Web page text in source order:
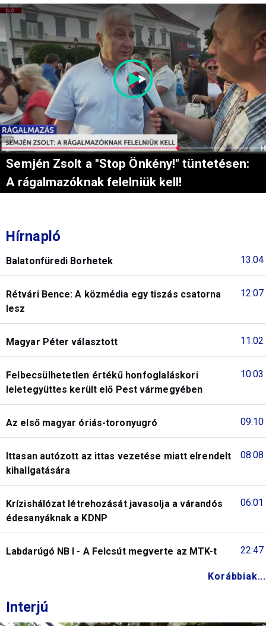
Semjén Zsolt a "Stop Önkény!" tüntetésen:
A rágalmazóknak felelniük kell!
Hírnapló
13:04
Balatonfüredi Borhetek
12:07
Rétvári Bence: A közmédia egy tiszás csatorna
lesz
11:02
Magyar Péter választott
10:03
Felbecsülhetetlen értékű honfoglaláskori
leletegyüttes került elő Pest vármegyében
09:10
Az első magyar óriás-toronyugró
08:08
Ittasan autózott az ittas vezetése miatt elrendelt
kihallgatására
06:01
Krízishálózat létrehozását javasolja a várandós
édesanyáknak a KDNP
22:47
Labdarúgó NB I - A Felcsút megverte az MTK-t
Korábbiak...
Interjú